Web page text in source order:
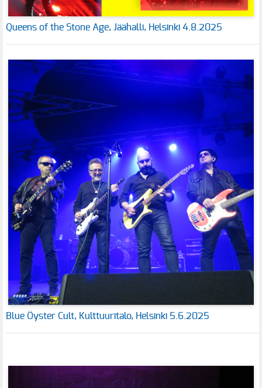
Queens of the Stone Age, Jäähalli, Helsinki 4.8.2025
Blue Öyster Cult, Kulttuuritalo, Helsinki 5.6.2025